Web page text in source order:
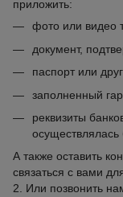
приложить:
фото или видео
документ,
паспорт или
заполненный
реквизиты
А также оставить
связаться с вами
2. Или позвонить